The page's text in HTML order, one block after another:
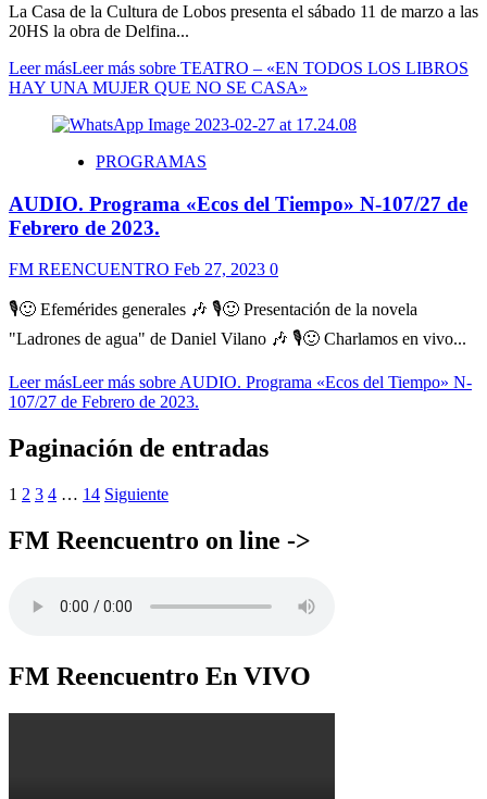
La Casa de la Cultura de Lobos presenta el sábado 11 de marzo a las
20HS la obra de Delfina...
Leer másLeer más sobre TEATRO – «EN TODOS LOS LIBROS
HAY UNA MUJER QUE NO SE CASA»
PROGRAMAS
AUDIO. Programa «Ecos del Tiempo» N-107/27 de
Febrero de 2023.
FM REENCUENTRO Feb 27, 2023 0
🎙🙂 Efemérides generales 🎶 🎙🙂 Presentación de la novela
"Ladrones de agua" de Daniel Vilano 🎶 🎙🙂 Charlamos en vivo...
Leer másLeer más sobre AUDIO. Programa «Ecos del Tiempo» N-
107/27 de Febrero de 2023.
Paginación de entradas
1 2 3 4 … 14 Siguiente
FM Reencuentro on line ->
FM Reencuentro En VIVO